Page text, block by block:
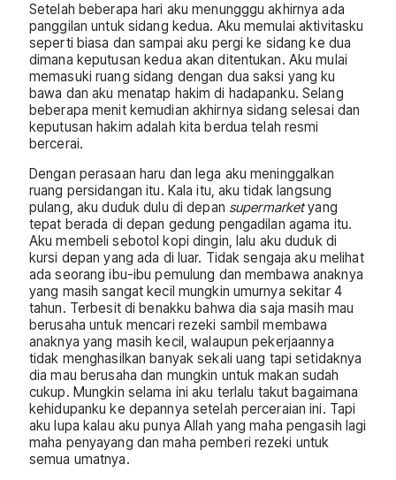
Setelah beberapa hari aku menungggu akhirnya ada
panggilan untuk sidang kedua. Aku memulai aktivitasku
seperti biasa dan sampai aku pergi ke sidang ke dua
dimana keputusan kedua akan ditentukan. Aku mulai
memasuki ruang sidang dengan dua saksi yang ku
bawa dan aku menatap hakim di hadapanku. Selang
beberapa menit kemudian akhirnya sidang selesai dan
keputusan hakim adalah kita berdua telah resmi
bercerai.
Dengan perasaan haru dan lega aku meninggalkan
ruang persidangan itu. Kala itu, aku tidak langsung
pulang, aku duduk dulu di depan supermarketyang
tepat berada di depan gedung pengadilan agama itu.
Aku membeli sebotol kopi dingin, lalu aku duduk di
kursi depan yang ada di luar. Tidak sengaja aku melihat
ada seorang ibu-ibu pemulung dan membawa anaknya
yang masih sangat kecil mungkin umurnya sekitar 4
tahun. Terbesit di benakku bahwa dia saja masih mau
berusaha untuk mencari rezeki sambil membawa
anaknya yang masih kecil, walaupun pekerjaannya
tidak menghasilkan banyak sekali uang tapi setidaknya
dia mau berusaha dan mungkin untuk makan sudah
cukup. Mungkin selama ini aku terlalu takut bagaimana
kehidupanku ke depannya setelah perceraian ini. Tapi
aku lupa kalau aku punya Allah yang maha pengasih lagi
maha penyayang dan maha pemberi rezeki untuk
semua umatnya.